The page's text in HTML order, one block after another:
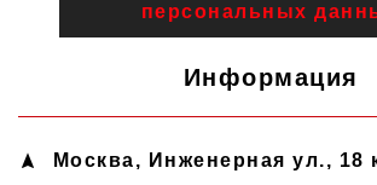
персональных
Информация
navigation Москва, Инженерная ул., 18